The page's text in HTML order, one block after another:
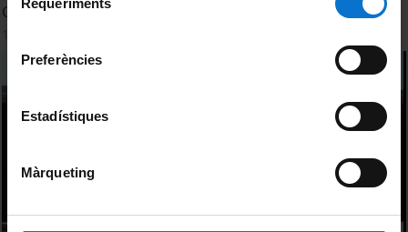
de
Preferències
Estadístiques
Màrqueting
City, 1962-69